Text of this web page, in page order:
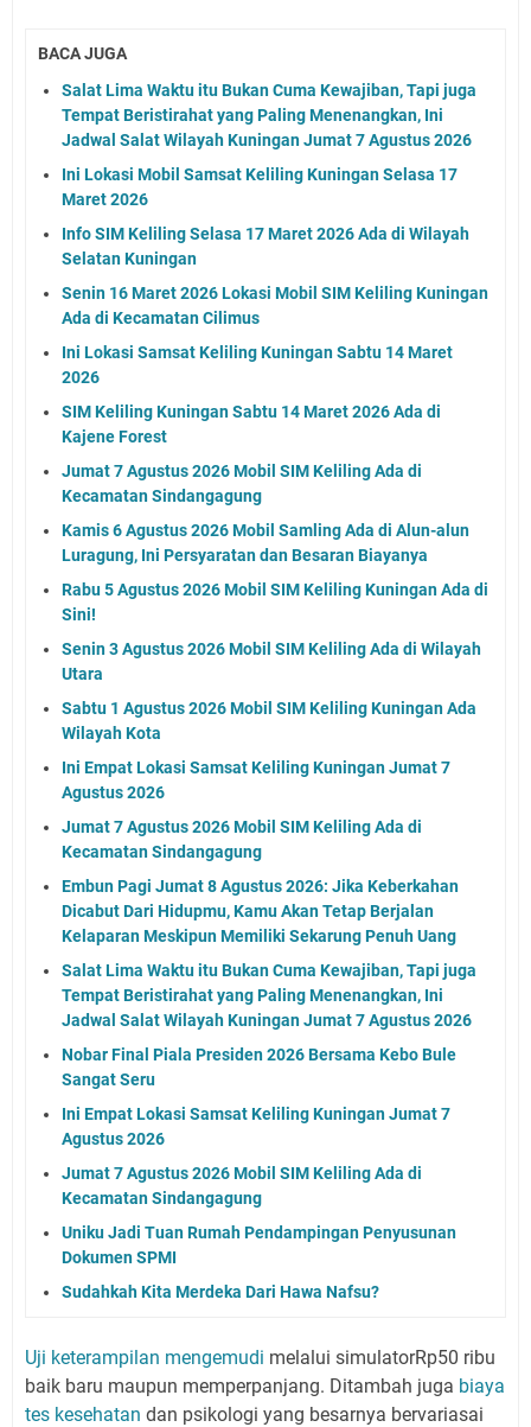
BACA JUGA
Salat Lima Waktu itu Bukan Cuma Kewajiban, Tapi juga
Tempat Beristirahat yang Paling Menenangkan, Ini
Jadwal Salat Wilayah Kuningan Jumat 7 Agustus 2026
Ini Lokasi Mobil Samsat Keliling Kuningan Selasa 17
Maret 2026
Info SIM Keliling Selasa 17 Maret 2026 Ada di Wilayah
Selatan Kuningan
Senin 16 Maret 2026 Lokasi Mobil SIM Keliling Kuningan
Ada di Kecamatan Cilimus
Ini Lokasi Samsat Keliling Kuningan Sabtu 14 Maret
2026
SIM Keliling Kuningan Sabtu 14 Maret 2026 Ada di
Kajene Forest
Jumat 7 Agustus 2026 Mobil SIM Keliling Ada di
Kecamatan Sindangagung
Kamis 6 Agustus 2026 Mobil Samling Ada di Alun-alun
Luragung, Ini Persyaratan dan Besaran Biayanya
Rabu 5 Agustus 2026 Mobil SIM Keliling Kuningan Ada di
Sini!
Senin 3 Agustus 2026 Mobil SIM Keliling Ada di Wilayah
Utara
Sabtu 1 Agustus 2026 Mobil SIM Keliling Kuningan Ada
Wilayah Kota
Ini Empat Lokasi Samsat Keliling Kuningan Jumat 7
Agustus 2026
Jumat 7 Agustus 2026 Mobil SIM Keliling Ada di
Kecamatan Sindangagung
Embun Pagi Jumat 8 Agustus 2026: Jika Keberkahan
Dicabut Dari Hidupmu, Kamu Akan Tetap Berjalan
Kelaparan Meskipun Memiliki Sekarung Penuh Uang
Salat Lima Waktu itu Bukan Cuma Kewajiban, Tapi juga
Tempat Beristirahat yang Paling Menenangkan, Ini
Jadwal Salat Wilayah Kuningan Jumat 7 Agustus 2026
Nobar Final Piala Presiden 2026 Bersama Kebo Bule
Sangat Seru
Ini Empat Lokasi Samsat Keliling Kuningan Jumat 7
Agustus 2026
Jumat 7 Agustus 2026 Mobil SIM Keliling Ada di
Kecamatan Sindangagung
Uniku Jadi Tuan Rumah Pendampingan Penyusunan
Dokumen SPMI
Sudahkah Kita Merdeka Dari Hawa Nafsu?
Uji keterampilan mengemudi melalui simulatorRp50 ribu
baik baru maupun memperpanjang. Ditambah juga biaya
tes kesehatan dan psikologi yang besarnya bervariasai